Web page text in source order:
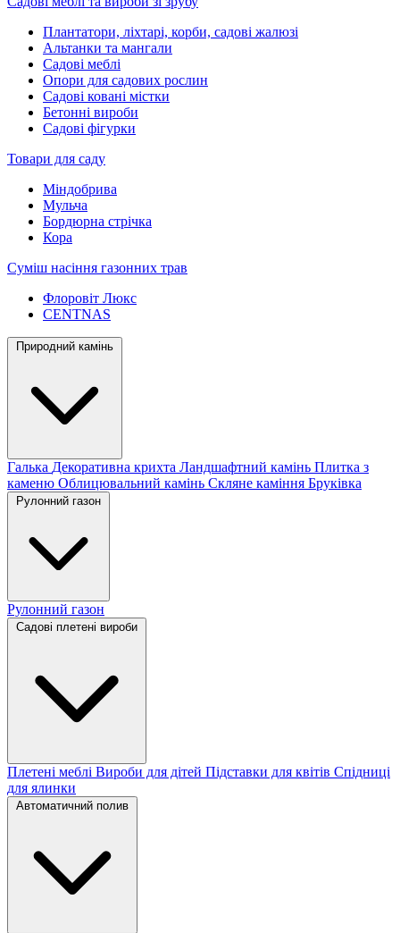
Плантатори, ліхтарі, корби, садові жалюзі
Альтанки та мангали
Садові меблі
Опори для садових рослин
Садові ковані містки
Бетонні вироби
Садові фігурки
Товари для саду
Міндобрива
Мульча
Бордюрна стрічка
Кора
Суміш насіння газонних трав
Флоровіт Люкс
СENTNAS
Природний камінь
Галька Декоративна крихта Ландшафтний камінь Плитка з
каменю Облицювальний камінь Скляне каміння Бруківка
Рулонний газон
Рулонний газон
Садові плетені вироби
Плетені меблі Вироби для дітей Підставки для квітів Спідниці
для ялинки
Автоматичний полив